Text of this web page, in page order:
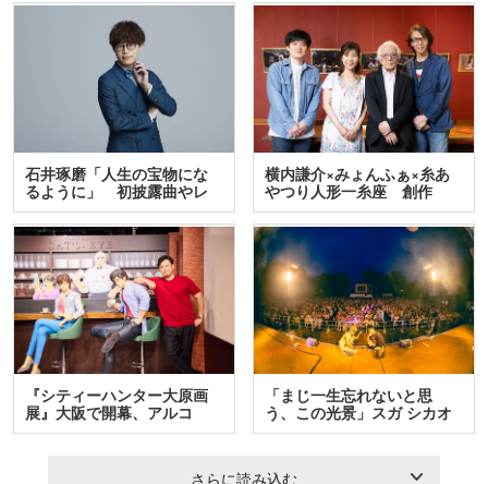
石井琢磨「人生の宝物にな
るように」 初披露曲やレ
ア…
横内謙介×みょんふぁ×糸あ
やつり人形一糸座 創作
人…
『シティーハンター大原画
展』大阪で開幕、アルコ
＆…
「まじ一生忘れないと思
う、この光景」スガ シカオ
と…
さらに読み込む